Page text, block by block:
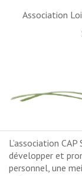
Association
L’association
développer et
personnel, une